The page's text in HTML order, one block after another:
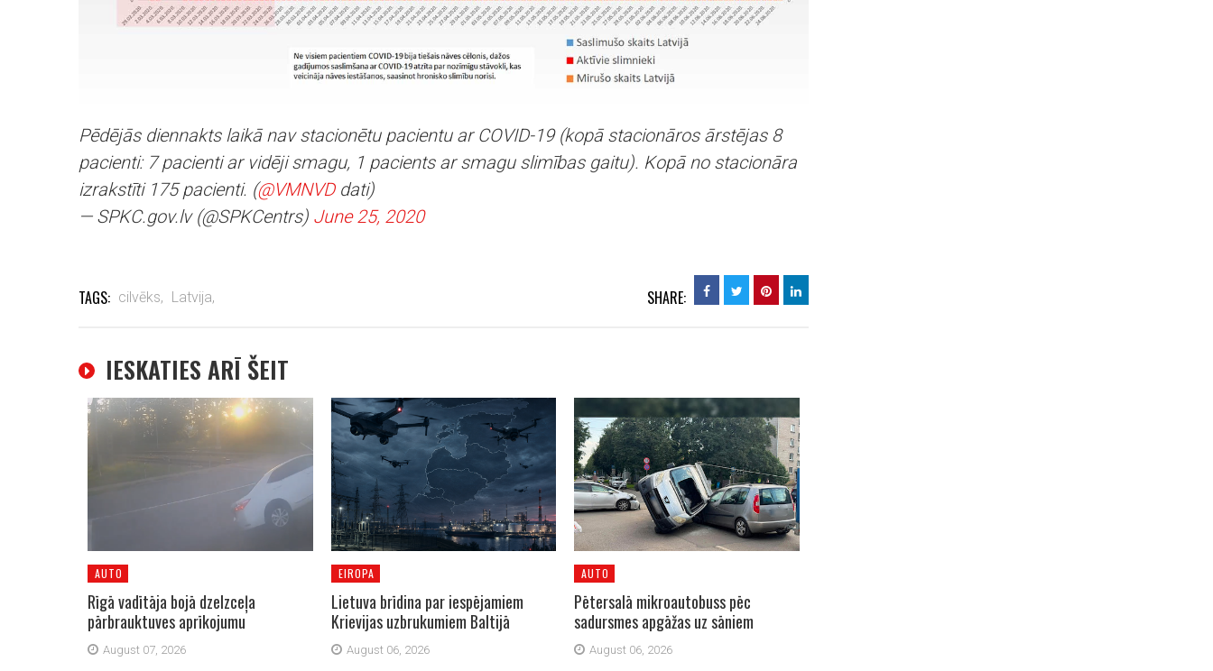
Pēdējās diennakts laikā nav stacionētu pacientu ar COVID-19 (kopā stacionāros ārstējas 8
pacienti: 7 pacienti ar vidēji smagu, 1 pacients ar smagu slimības gaitu). Kopā no stacionāra
izrakstīti 175 pacienti. (@VMNVDdati)
— SPKC.gov.lv (@SPKCentrs) June 25, 2020
TAGS: cilvēks, Latvija, SHARE:
IESKATIES ARĪ ŠEIT
AUTO
Rīgā vadītāja bojā dzelzceļa
pārbrauktuves aprīkojumu
August 07, 2026
EIROPA
Lietuva brīdina par iespējamiem
Krievijas uzbrukumiem Baltijā
August 06, 2026
AUTO
Pētersalā mikroautobuss pēc
sadursmes apgāžas uz sāniem
August 06, 2026